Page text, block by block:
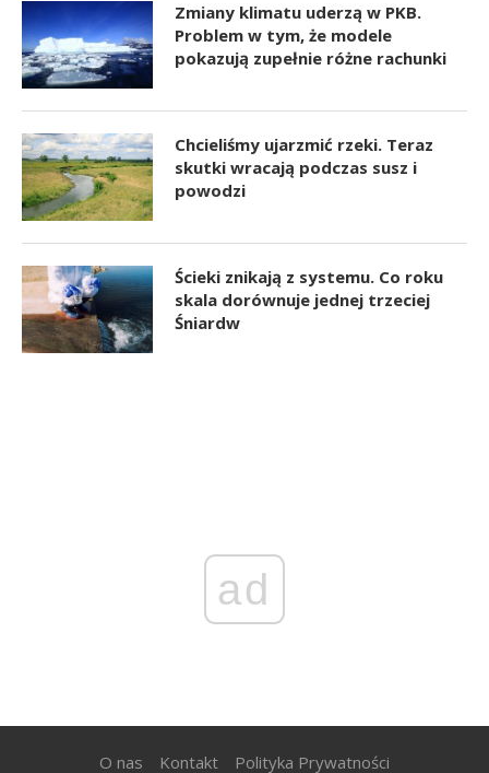
Zmiany klimatu uderzą w PKB.
Problem w tym, że modele
pokazują zupełnie różne rachunki
Chcieliśmy ujarzmić rzeki. Teraz
skutki wracają podczas susz i
powodzi
Ścieki znikają z systemu. Co roku
skala dorównuje jednej trzeciej
Śniardw
ad
O nas Kontakt Polityka Prywatności